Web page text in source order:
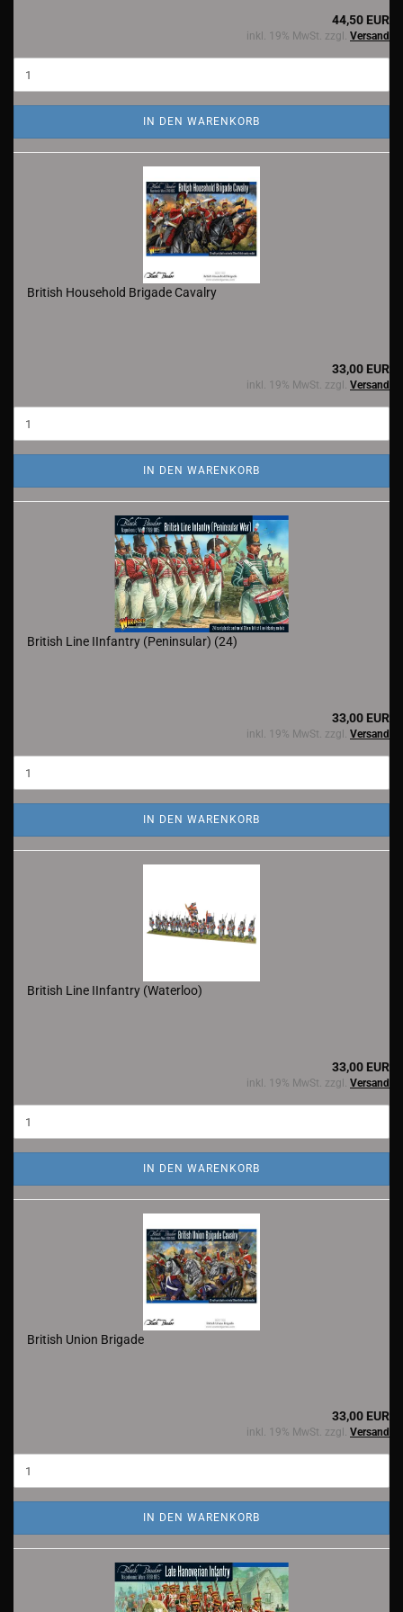
44,50 EUR
inkl. 19% MwSt. zzgl. Versand
IN DEN WARENKORB
British Household Brigade Cavalry
33,00 EUR
inkl. 19% MwSt. zzgl. Versand
IN DEN WARENKORB
British Line IInfantry (Peninsular) (24)
33,00 EUR
inkl. 19% MwSt. zzgl. Versand
IN DEN WARENKORB
British Line IInfantry (Waterloo)
33,00 EUR
inkl. 19% MwSt. zzgl. Versand
IN DEN WARENKORB
British Union Brigade
33,00 EUR
inkl. 19% MwSt. zzgl. Versand
IN DEN WARENKORB